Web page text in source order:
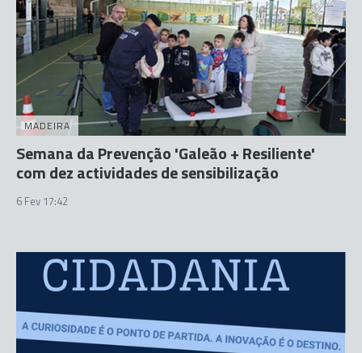
MADEIRA
Semana da Prevenção 'Galeão + Resiliente'
com dez actividades de sensibilização
6 Fev 17:42